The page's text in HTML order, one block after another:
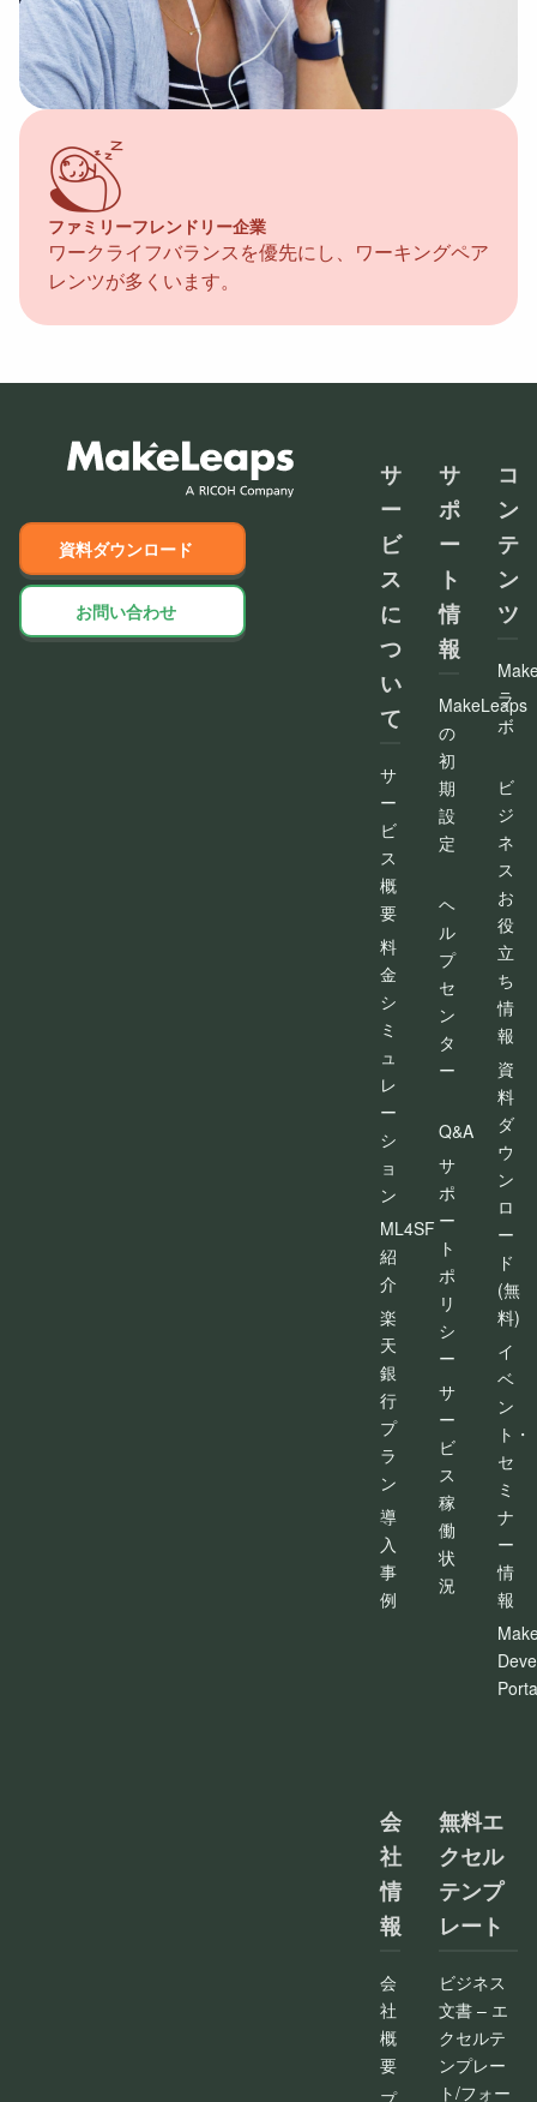
ファミリーフレンドリー企業
ワークライフバランスを優先にし、ワーキングペア
レンツが多くいます。
資料ダウンロード
お問い合わせ
サ
ー
ビ
ス
に
つ
い
て
サ
ー
ビ
ス
概
要
料
金
シ
ミ
ュ
レ
ー
シ
ョ
ン
ML4SF
紹
介
楽
天
銀
行
プ
ラ
ン
導
入
事
例
サ
ポ
ー
ト
情
報
MakeLeaps
の
初
期
設
定
ヘ
ル
プ
セ
ン
タ
ー
Q&A
サ
ポ
ー
ト
ポ
リ
シ
ー
サ
ー
ビ
ス
稼
働
状
況
コ
ン
テ
ン
ツ
ラ
ボ
ビ
ジ
ネ
ス
お
役
立
ち
情
報
資
料
ダ
ウ
ン
ロ
ー
ド
(無
料)
イ
ベ
ン
ト・
セ
ミ
ナ
ー
情
報
会
社
情
報
会
社
概
要
無料エ
クセル
テンプ
レート
ビジネス
文書 – エ
クセルテ
ンプレー
ト/フォー